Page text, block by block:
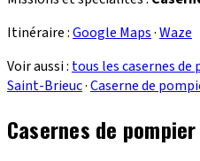
Itinéraire :Google Maps·Waze
Voir aussi : tous les casernes de
Saint-Brieuc·Caserne de
Casernes de